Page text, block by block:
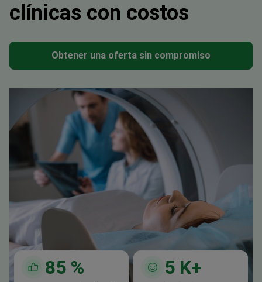
clínicas con costos
Obtener una oferta sin compromiso
85 % 5 K+